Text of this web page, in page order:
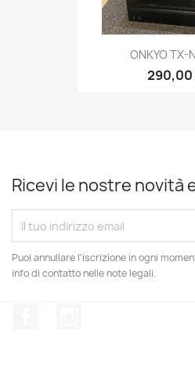
ONKYO TX-
290,00
Ricevi le nostre novità
Puoi annullare l'iscrizione in ogni
info di contatto nelle note legali.